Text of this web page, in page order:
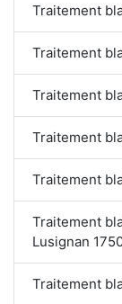
Traitement
Traitement
Traitement
Traitement
Traitement
Traitement
Lusignan
Traitement